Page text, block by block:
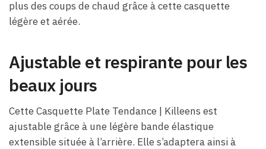
plus des coups de chaud grâce à cette casquette
légère et aérée.
Ajustable et respirante pour les
beaux jours
Cette Casquette Plate Tendance | Killeens est
ajustable grâce à une légère bande élastique
extensible située à l’arrière. Elle s’adaptera ainsi à